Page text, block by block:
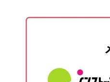
クラフトバンドを貼り3
新しいひもをつけて4段
2本幅に切り20段編む